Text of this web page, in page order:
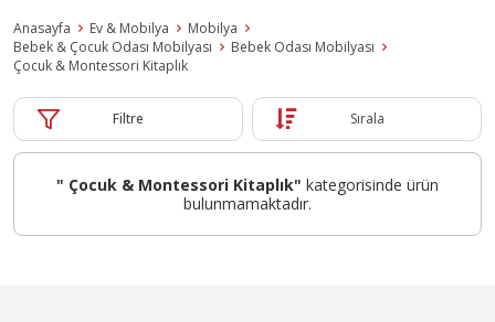
Anasayfa Ev & Mobilya
Mobilya
Bebek & Çocuk Odası Mobilyası
Bebek Odası Mobilyası
Çocuk & Montessori Kitaplık
Filtre Sırala
" Çocuk & Montessori Kitaplık" kategorisinde ürün
bulunmamaktadır.